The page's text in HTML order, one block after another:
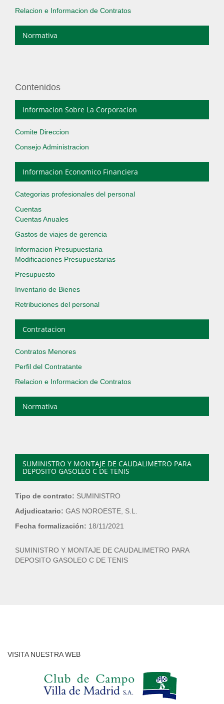
Relacion e Informacion de Contratos
Normativa
Contenidos
Informacion Sobre La Corporacion
Comite Direccion
Consejo Administracion
Informacion Economico Financiera
Categorias profesionales del personal
Cuentas
Cuentas Anuales
Gastos de viajes de gerencia
Informacion Presupuestaria
Modificaciones Presupuestarias
Presupuesto
Inventario de Bienes
Retribuciones del personal
Contratacion
Contratos Menores
Perfil del Contratante
Relacion e Informacion de Contratos
Normativa
SUMINISTRO Y MONTAJE DE CAUDALIMETRO PARA
DEPOSITO GASOLEO C DE TENIS
Tipo de contrato: SUMINISTRO
Adjudicatario: GAS NOROESTE, S.L.
Fecha formalización: 18/11/2021
SUMINISTRO Y MONTAJE DE CAUDALIMETRO PARA
DEPOSITO GASOLEO C DE TENIS
VISITA NUESTRA WEB